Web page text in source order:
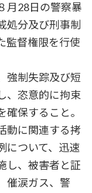
月28日の警察暴
処分及び刑事制
監督権限を行使
強制失踪及び短
、恣意的に拘束
保すること。
動に関連する拷
について、迅速
し、被害者と証
催涙ガス、警